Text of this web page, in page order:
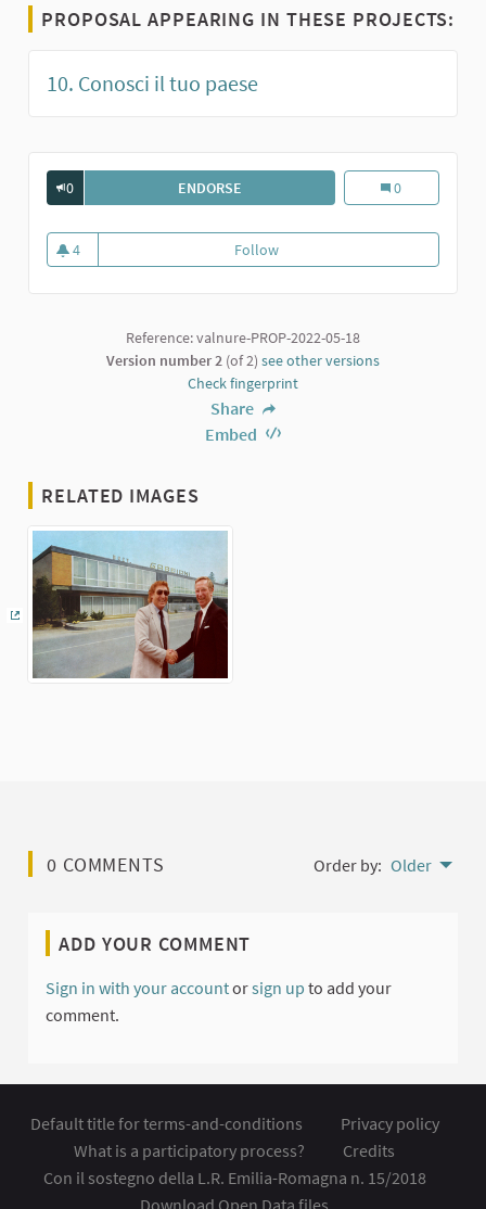
PROPOSAL APPEARING IN THESE PROJECTS:
10. Conosci il tuo paese
0 ENDORSE CONOSCI IL TUO PAESEConosci il tuo
0
4
4 followers
FollowConosci il tuo paese
Reference: valnure-PROP-2022-05-18
Version number 2 (of 2) see other versions
Check fingerprint
Share
Embed
RELATED IMAGES
(External link)
0 COMMENTS Order by: Older
ADD YOUR COMMENT
Sign in with your accountorsign up to add your
comment.
Default title for terms-and-conditions
Privacy policy
What is a participatory process?
Credits
Con il sostegno della L.R. Emilia-Romagna n. 15/2018